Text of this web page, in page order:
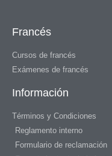
Francés
Cursos de francés
Exámenes de francés
Información
Términos y Condiciones
Reglamento interno
Formulario de reclamación